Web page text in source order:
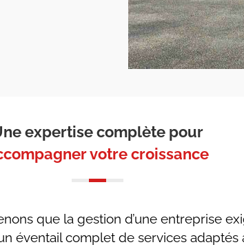
expertise complète pour
votre croissance
que la gestion d’une entreprise
éventail complet de services